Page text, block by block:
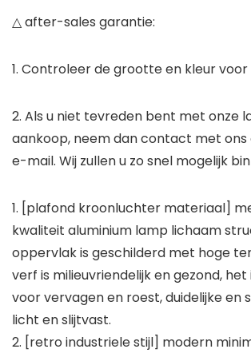
△ after-sales garantie:
1. Controleer de grootte en kleur voor
2. Als u niet tevreden bent met onze
aankoop, neem dan contact met ons
e-mail. Wij zullen u zo snel mogelijk
1. [plafond kroonluchter materiaal]
kwaliteit aluminium lamp lichaam
oppervlak is geschilderd met hoge
verf is milieuvriendelijk en gezond,
voor vervagen en roest, duidelijke en
licht en slijtvast.
2. [retro industriele stijl] modern